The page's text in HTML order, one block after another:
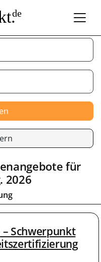
de
für
2026
Schwerpunkt